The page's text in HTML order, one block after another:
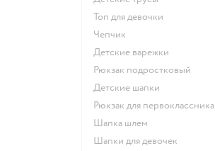
Топ для девочки
Чепчик
Детские варежки
Рюкзак подростковый
Детские шапки
Рюкзак для первоклассника
Шапка шлем
Шапки для девочек